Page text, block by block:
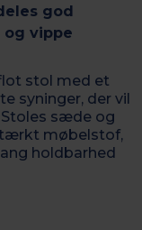
god
vippe
stol med et
syninger, der vil
sæde og
møbelstof,
holdbarhed